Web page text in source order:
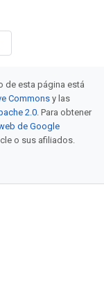
de esta página está
Commons y las
2.0. Para obtener
de Google
o sus afiliados.